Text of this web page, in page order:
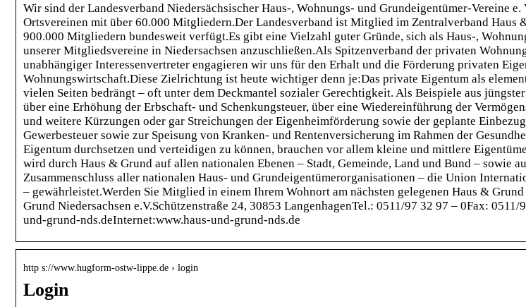
Wir sind der Landesverband Niedersächsischer Haus-, Wohnungs- und Grundeigentümer-Vereine e.
Ortsvereinen mit über 60.000 Mitgliedern.Der Landesverband ist Mitglied im Zentralverband Haus
900.000 Mitgliedern bundesweit verfügt.Es gibt eine Vielzahl guter Gründe, sich als Haus-,
unserer Mitgliedsvereine in Niedersachsen anzuschließen.Als Spitzenverband der privaten
unabhängiger Interessenvertreter engagieren wir uns für den Erhalt und die Förderung privaten
Wohnungswirtschaft.Diese Zielrichtung ist heute wichtiger denn je:Das private Eigentum als
vielen Seiten bedrängt – oft unter dem Deckmantel sozialer Gerechtigkeit. Als Beispiele aus
über eine Erhöhung der Erbschaft- und Schenkungsteuer, über eine Wiedereinführung der
und weitere Kürzungen oder gar Streichungen der Eigenheimförderung sowie der geplante
Gewerbesteuer sowie zur Speisung von Kranken- und Rentenversicherung im Rahmen der
Eigentum durchsetzen und verteidigen zu können, brauchen vor allem kleine und mittlere
wird durch Haus & Grund auf allen nationalen Ebenen – Stadt, Gemeinde, Land und Bund – sowie
Zusammenschluss aller nationalen Haus- und Grundeigentümerorganisationen – die Union
– gewährleistet.Werden Sie Mitglied in einem Ihrem Wohnort am nächsten gelegenen Haus &
Grund Niedersachsen e.V.Schützenstraße 24, 30853 LangenhagenTel.: 0511/97 32 97 – 0Fax:
und-grund-nds.deInternet:www.haus-und-grund-nds.de
http s://www.hugform-ostw-lippe.de › login
Login